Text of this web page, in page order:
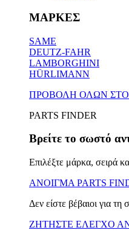
ΜΑΡΚΕΣ
SAME
DEUTZ-FAHR
LAMBORGHINI
HÜRLIMANN
ΠΡΟΒΟΛΗ ΟΛΩΝ ΣΤΟ
PARTS FINDER
Βρείτε το σωστό
Επιλέξτε μάρκα, σειρά
ΑΝΟΙΓΜΑ PARTS
Δεν είστε βέβαιοι για τη
ΖΗΤΗΣΤΕ ΕΛΕΓΧΟ